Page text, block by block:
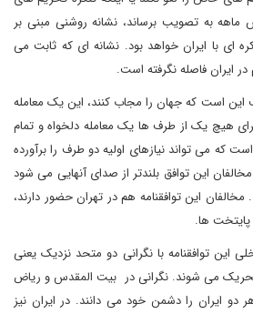
ماهه به تصویب برساند، نشانه روشنی مبنی بر
ای با ایران خواهد بود. نشانه ای که ثابت می
ایران فاصله نگرفته است.
است که جهان را مجاب کنند، این یک معامله
هیچ یک از طرف ها یک معامله دلخواه و تمام
که می تواند نیازهای اولیه دو طرف را برآورده
این توافق بلندتر از صدای آنهایی می شود
این توافقنامه هم در تهران حضور دارند،
ها.
این توافقنامه با نگرانی دو متحد نزدیک یعنی
می شوند. نگرانی در بیت المقدس و ریاض
ایران را دشمن خود می دانند. در ایران نیز